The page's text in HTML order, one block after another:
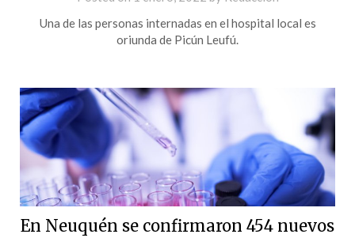
Una de las personas internadas en el hospital local es
oriunda de Picún Leufú.
En Neuquén se confirmaron 454 nuevos